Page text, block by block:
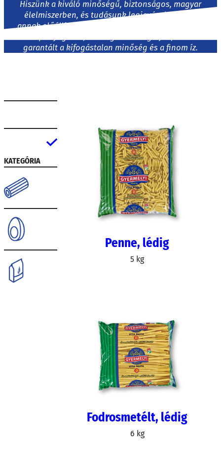
Hiszünk a kiváló minőségű, biztonságos, magyar
élelmiszerben, és tudásunk legjavával teszünk
annak előállításáért is! Saját magunk termeljük az
garantált a kifogástalan minőség és a finom íz.
KATEGÓRIA
Penne, lédig
5 kg
Fodrosmetélt, lédig
6 kg